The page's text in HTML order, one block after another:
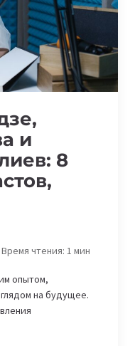
и
8
Время чтения: 1мин
опытом,
на будущее.